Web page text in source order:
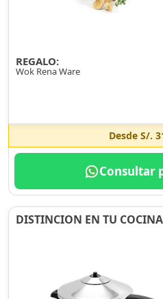
REGALO:
Wok Rena Ware
Desde S/.
Consultar
DISTINCION EN TU